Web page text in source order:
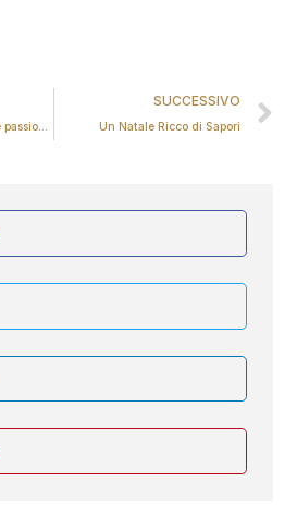
L’aglio che porta gusto e passione alla tua tavola
SUCCESSIVO
Un Natale Ricco di Sapori